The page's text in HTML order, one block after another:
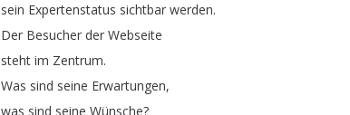
sein Expertenstatus sichtbar werden.
Der Besucher der Webseite
steht im Zentrum.
Was sind seine Erwartungen,
was sind seine Wünsche?